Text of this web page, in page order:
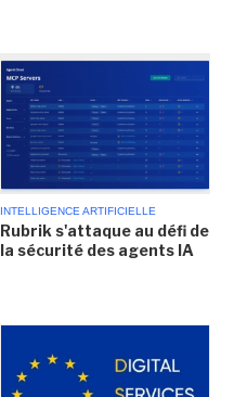
INTELLIGENCE ARTIFICIELLE
Rubrik s'attaque au défi de
la sécurité des agents IA